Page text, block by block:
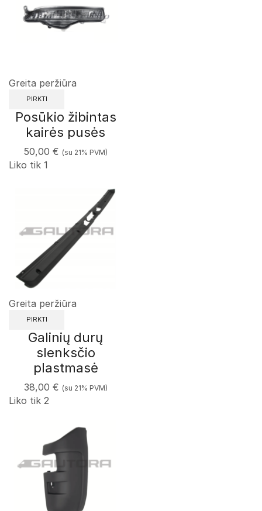
Greita peržiūra
PIRKTI
Posūkio žibintas
kairės pusės
50,00 € (su 21% PVM)
Liko tik 1
Greita peržiūra
PIRKTI
Galinių durų
slenksčio
plastmasė
38,00 € (su 21% PVM)
Liko tik 2